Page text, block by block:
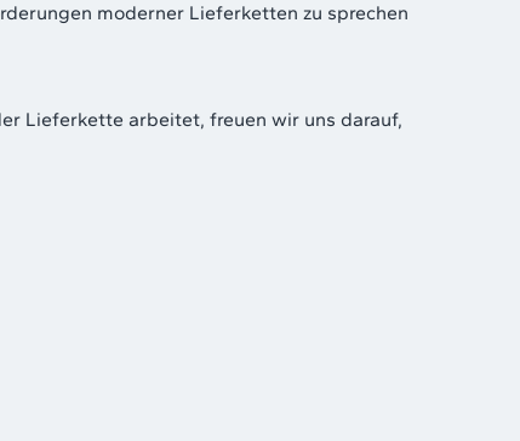
moderner Lieferketten zu sprechen
Lieferkette arbeitet, freuen wir uns darauf,